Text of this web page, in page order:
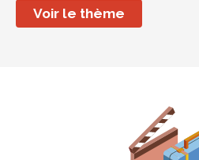
Voir le thème